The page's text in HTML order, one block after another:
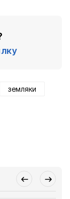
земляки